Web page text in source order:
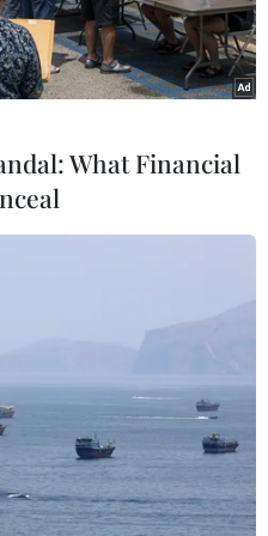
Ras Lanuf, Libya. (Ảnh:
thế giới tăng gần 2
cung, giá vàng đi
tăng cao tạo sức ép
What Financial